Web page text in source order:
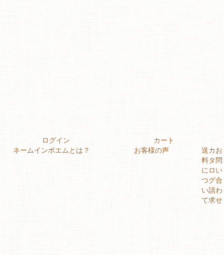
ログイン
カート
ネームインポエムとは？
お客様の声
送
料
に
つ
い
て
カ
タ
ロ
グ
請
求
お
問
い
合
わ
せ